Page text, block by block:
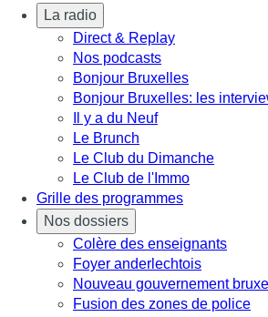
La radio
Direct & Replay
Nos podcasts
Bonjour Bruxelles
Bonjour Bruxelles: les
Il y a du Neuf
Le Brunch
Le Club du Dimanche
Le Club de l'Immo
Grille des programmes
Nos dossiers
Colère des enseignants
Foyer anderlechtois
Nouveau gouvernement
Fusion des zones de police